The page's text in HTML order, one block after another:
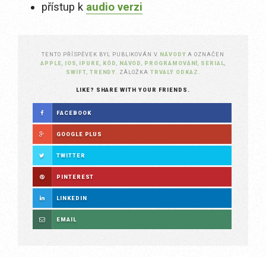
přístup k audio verzi
TENTO PŘÍSPĚVEK BYL PUBLIKOVÁN V NÁVODY A OZNAČEN
APPLE
IOS IPURE KÓD NÁVOD PROGRAMOVÁNÍ SERIAL
SWIFT TRENDY . ZÁLOŽKA TRVALÝ ODKAZ
LIKE? SHARE WITH YOUR FRIENDS.
FACEBOOK
GOOGLE PLUS
TWITTER
PINTEREST
LINKEDIN
EMAIL